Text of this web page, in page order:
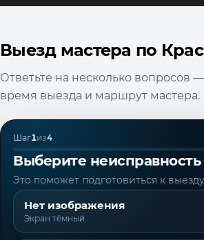
Выезд мастера по
Ответьте на несколько вопросов
время выезда и маршрут мастера.
Шаг1из4
Выберите неисправность
Это поможет подготовиться к
Нет изображения
Экран тёмный